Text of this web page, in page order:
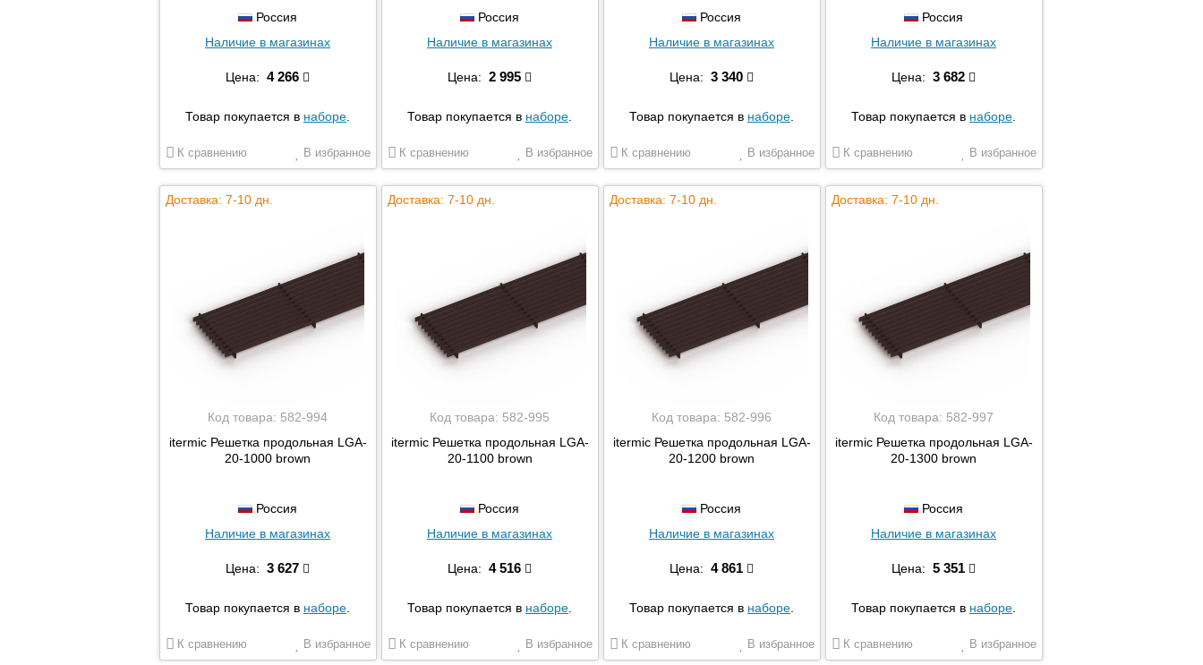
Россия
Наличие в магазинах
Цена: 4 266
Товар покупается в наборе
К сравнению В избранное
Россия
Наличие в магазинах
Цена: 2 995
Товар покупается в наборе
К сравнению В избранное
Россия
Наличие в магазинах
Цена: 3 340
Товар покупается в наборе
К сравнению В избранное
Россия
Наличие в магазинах
Цена: 3 682
Товар покупается в наборе
К сравнению В избранное
Доставка: 7-10 дн.
Код товара: 582-994
itermic Решетка продольная LGA-
20-1000 brown
Россия
Наличие в магазинах
Цена: 3 627
Товар покупается в наборе
К сравнению В избранное
Доставка: 7-10 дн.
Код товара: 582-995
itermic Решетка продольная LGA-
20-1100 brown
Россия
Наличие в магазинах
Цена: 4 516
Товар покупается в наборе
К сравнению В избранное
Доставка: 7-10 дн.
Код товара: 582-996
itermic Решетка продольная LGA-
20-1200 brown
Россия
Наличие в магазинах
Цена: 4 861
Товар покупается в наборе
К сравнению В избранное
Доставка: 7-10 дн.
Код товара: 582-997
itermic Решетка продольная LGA-
20-1300 brown
Россия
Наличие в магазинах
Цена: 5 351
Товар покупается в наборе
К сравнению В избранное